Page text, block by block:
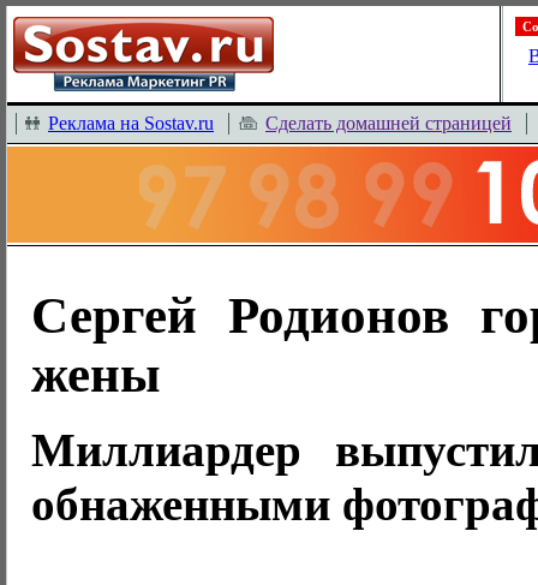
Реклама на Sostav.ru Сделать домашней страницей
Сергей Родионов
жены
Миллиардер
обнаженными